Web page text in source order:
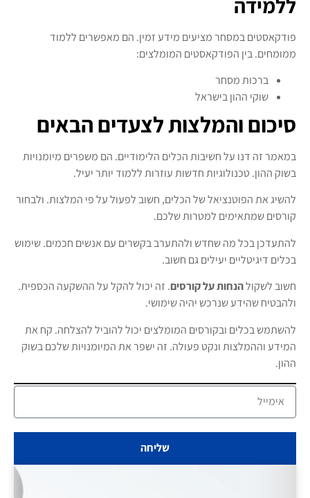
שליחה
פודקאסטים במסחר מציעים מידע זמין. הם מאפשרים ללמוד
ממומחים. בין הפודקאסטים המומלצים:
ברכות מסחר
שוקי ההון בישראל
סיכום והמלצות לצעדים הבאים
במאמר זה דנו על חשיבות הכלים הלימודיים. הם משפרים מיומנויות
בשוק ההון. טכנולוגיות חדשות עוזרות ללמוד יותר יעיל.
להשיג את הפוטנציאל של הכלים, חשוב לפעול על פי המלצות. ולבחור
קורסים שמתאימים למטרות שלכם.
להתעדכן בכל מה שחדש ולהתערב בקשרים עם אנשים חכמים. שימוש
בכלים דיגיטליים יעילים גם חשוב.
חשוב לשקולהנחות על קורסים. זה יכול להקל על ההשקעה הכספית.
ולהבטיח שהידע שנרכש יהיה שימושי.
להשתמש בכלים ובקורסים המומלצים יכול להוביל להצלחה. קח את
המידע וההמלצות ונקט פעולה. זה ישפר את המיומנויות שלכם בשוק
ההון.